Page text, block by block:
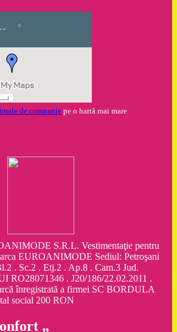
de companiepe o hartă mai mare
S.R.L. Vestimentaţie pentru
EUROANIMODE Sediul: Petroşani
. Sc.2 . Etj.2 . Ap.8 . Cam.3 Jud.
RO28071346 . J20/186/22.02.2011 .
înregistrată a firmei SC BORDULA
social 200 RON
„